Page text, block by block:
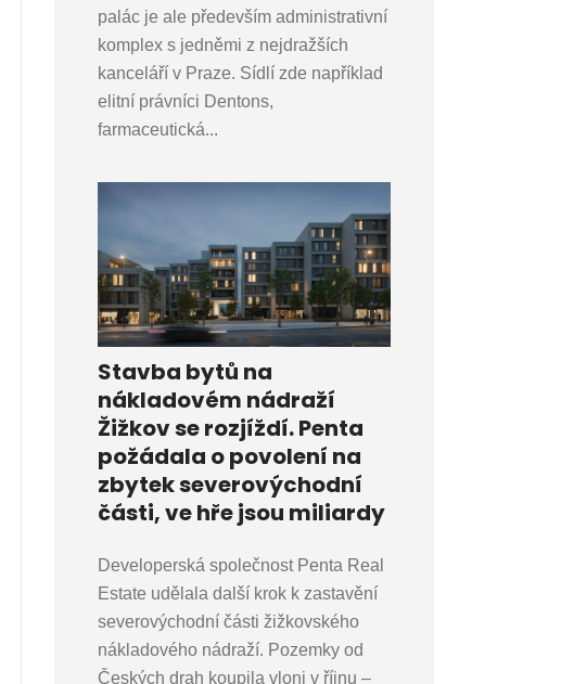
palác je ale především administrativní
komplex s jedněmi z nejdražších
kanceláří v Praze. Sídlí zde například
elitní právníci Dentons,
farmaceutická...
Stavba bytů na
nákladovém nádraží
Žižkov se rozjíždí. Penta
požádala o povolení na
zbytek severovýchodní
části, ve hře jsou miliardy
Developerská společnost Penta Real
Estate udělala další krok k zastavění
severovýchodní části žižkovského
nákladového nádraží. Pozemky od
Českých drah koupila vloni v říjnu –